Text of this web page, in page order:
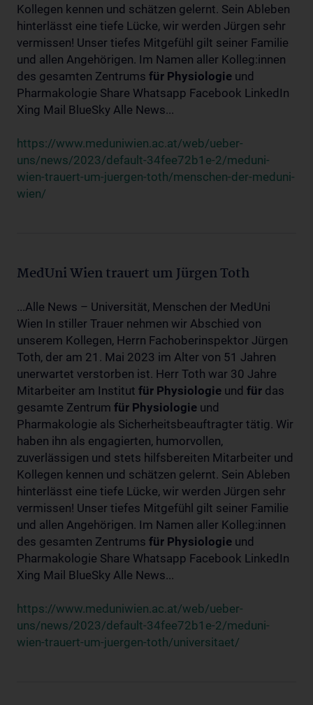
Kollegen kennen und schätzen gelernt. Sein Ableben
hinterlässt eine tiefe Lücke, wir werden Jürgen sehr
vermissen! Unser tiefes Mitgefühl gilt seiner Familie
und allen Angehörigen. Im Namen aller Kolleg:innen
des gesamten Zentrums für Physiologie und
Pharmakologie Share Whatsapp Facebook LinkedIn
Xing Mail BlueSky Alle News...
https://www.meduniwien.ac.at/web/ueber-
uns/news/2023/default-34fee72b1e-2/meduni-
wien-trauert-um-juergen-toth/menschen-der-meduni-
wien/
MedUni Wien trauert um Jürgen Toth
...Alle News – Universität, Menschen der MedUni
Wien In stiller Trauer nehmen wir Abschied von
unserem Kollegen, Herrn Fachoberinspektor Jürgen
Toth, der am 21. Mai 2023 im Alter von 51 Jahren
unerwartet verstorben ist. Herr Toth war 30 Jahre
Mitarbeiter am Institut für Physiologie und für das
gesamte Zentrum für Physiologie und
Pharmakologie als Sicherheitsbeauftragter tätig. Wir
haben ihn als engagierten, humorvollen,
zuverlässigen und stets hilfsbereiten Mitarbeiter und
Kollegen kennen und schätzen gelernt. Sein Ableben
hinterlässt eine tiefe Lücke, wir werden Jürgen sehr
vermissen! Unser tiefes Mitgefühl gilt seiner Familie
und allen Angehörigen. Im Namen aller Kolleg:innen
des gesamten Zentrums für Physiologie und
Pharmakologie Share Whatsapp Facebook LinkedIn
Xing Mail BlueSky Alle News...
https://www.meduniwien.ac.at/web/ueber-
uns/news/2023/default-34fee72b1e-2/meduni-
wien-trauert-um-juergen-toth/universitaet/